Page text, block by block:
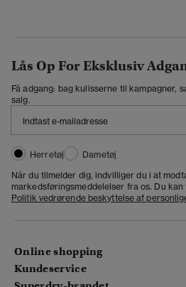
Lås Op For Eksklusiv
Få adgang: bag kulisserne til kampagner,
salg.
Herretøj
Dametøj
Når du tilmelder dig, indvilliger du i at
markedsføringsmeddelelser fra os. Du
Politik vedrørende beskyttelse af
Online shopping
Kundeservice